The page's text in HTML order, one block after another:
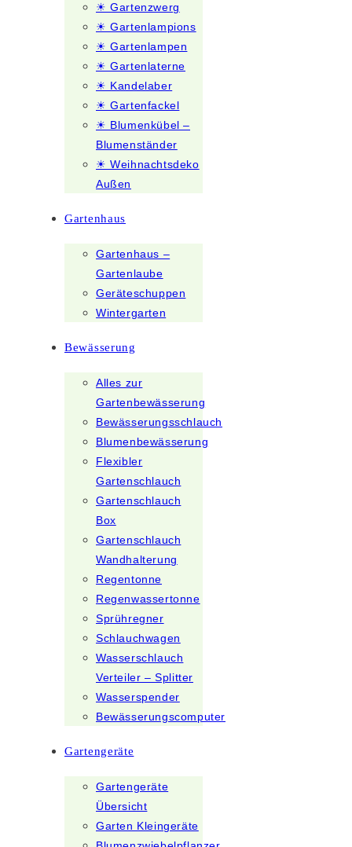
☀ Gartenzwerg
☀ Gartenlampions
☀ Gartenlampen
☀ Gartenlaterne
☀ Kandelaber
☀ Gartenfackel
☀ Blumenkübel –
Blumenständer
☀ Weihnachtsdeko
Außen
Gartenhaus
Gartenhaus –
Gartenlaube
Geräteschuppen
Wintergarten
Bewässerung
Alles zur
Gartenbewässerung
Bewässerungsschlauch
Blumenbewässerung
Flexibler
Gartenschlauch
Gartenschlauch
Box
Gartenschlauch
Wandhalterung
Regentonne
Regenwassertonne
Sprühregner
Schlauchwagen
Wasserschlauch
Verteiler – Splitter
Wasserspender
Bewässerungscomputer
Gartengeräte
Gartengeräte
Übersicht
Garten Kleingeräte